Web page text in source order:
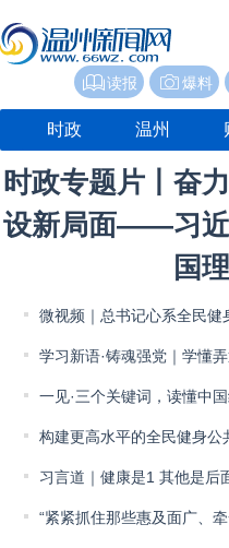
爆料
读报
时政 温州
时政专题片丨奋
设新局面——习近
国
微视频｜总书记心系全民健
学习新语·铸魂强党｜学懂
一见·三个关键词，读懂中
构建更高水平的全民健身公
习言道｜健康是1 其他是后
“紧紧抓住那些惠及面广、